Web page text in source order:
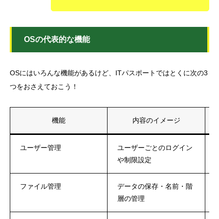
OSの代表的な機能
OSにはいろんな機能があるけど、ITパスポートではとくに次の3
つをおさえておこう！
機能 内容のイメージ
ユーザー管理
ユーザーごとのログイン
や制限設定
ファイル管理
データの保存・名前・階
層の管理